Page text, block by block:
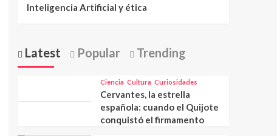
Inteligencia Artificial y ética
Latest Popular Trending
Ciencia Cultura Curiosidades
Cervantes, la estrella
española: cuando el Quijote
conquistó el firmamento